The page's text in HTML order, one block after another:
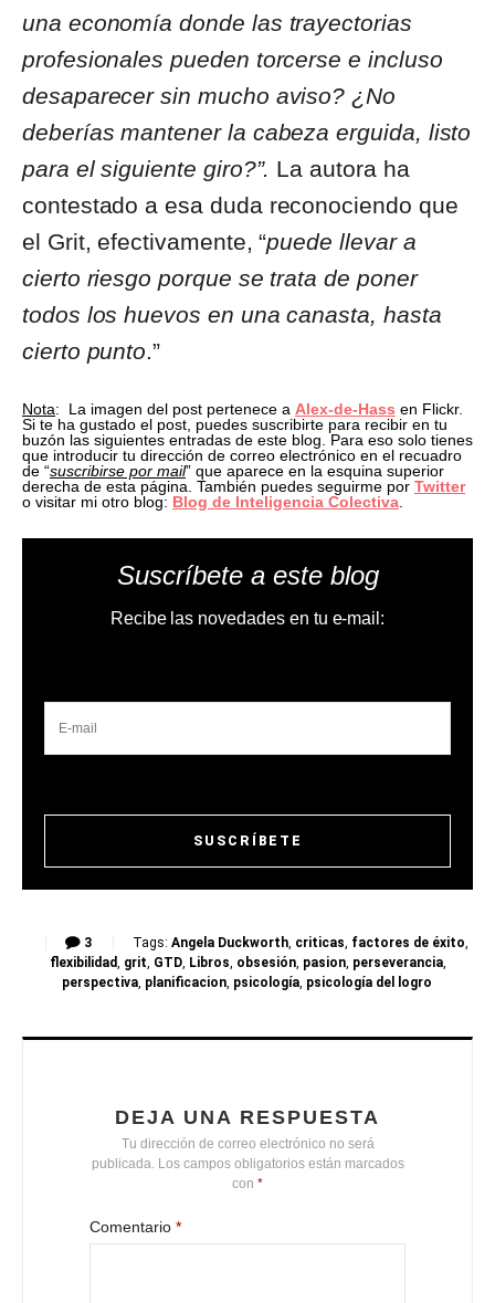
una economía donde las trayectorias
profesionales pueden torcerse e incluso
desaparecer sin mucho aviso? ¿No
deberías mantener la cabeza erguida, listo
para el siguiente giro?”. La autora ha
contestado a esa duda reconociendo que
el Grit, efectivamente, “puede llevar a
cierto riesgo porque se trata de poner
todos los huevos en una canasta, hasta
cierto punto.”
Nota: La imagen del post pertenece a Alex-de-Hass en Flickr.
Si te ha gustado el post, puedes suscribirte para recibir en tu
buzón las siguientes entradas de este blog. Para eso solo tienes
que introducir tu dirección de correo electrónico en el recuadro
de “suscribirse por mail” que aparece en la esquina superior
derecha de esta página. También puedes seguirme por Twitter
o visitar mi otro blog: Blog de Inteligencia Colectiva
Suscríbete a este blog
Recibe las novedades en tu e-mail:
3 Tags: Angela Duckworth, criticas, factores de éxito,
flexibilidad, grit, GTD, Libros, obsesión, pasion, perseverancia,
perspectiva, planificacion, psicología, psicología del logro
DEJA UNA RESPUESTA
Tu dirección de correo electrónico no será
publicada. Los campos obligatorios están marcados
con *
Comentario *